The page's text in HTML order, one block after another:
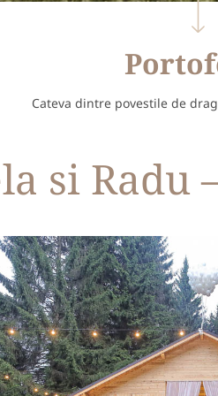
Cateva dintre povestile de
si Radu